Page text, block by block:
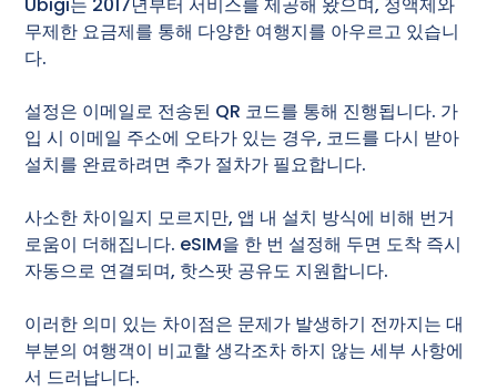
무제한 요금제를 통해 다양한 여행지를 아우르고 있습니
다.
설정은 이메일로 전송된 QR 코드를 통해 진행됩니다. 가
입 시 이메일 주소에 오타가 있는 경우, 코드를 다시 받아
설치를 완료하려면 추가 절차가 필요합니다.
사소한 차이일지 모르지만, 앱 내 설치 방식에 비해 번거
로움이 더해집니다. eSIM을 한 번 설정해 두면 도착 즉시
자동으로 연결되며, 핫스팟 공유도 지원합니다.
이러한 의미 있는 차이점은 문제가 발생하기 전까지는 대
부분의 여행객이 비교할 생각조차 하지 않는 세부 사항에
서 드러납니다.